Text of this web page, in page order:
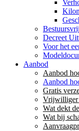
Decreet
Voor het
Aanbod
Aanbod
Aanbod
Gratis
Vrijwilliger
Wat dekt
Wat bij